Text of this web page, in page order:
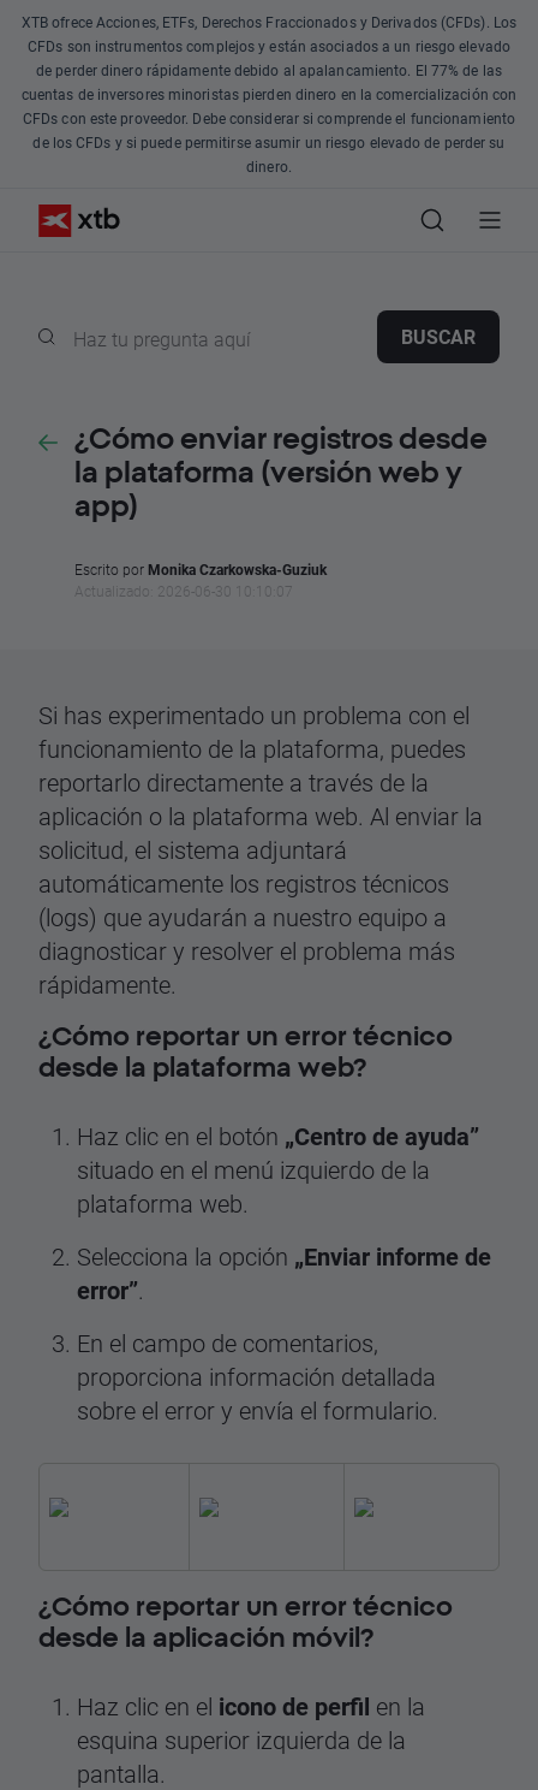
XTB ofrece Acciones, ETFs, Derechos Fraccionados y Derivados (CFDs). Los
CFDs son instrumentos complejos y están asociados a un riesgo elevado
de perder dinero rápidamente debido al apalancamiento. El 77% de las
cuentas de inversores minoristas pierden dinero en la comercialización con
CFDs con este proveedor. Debe considerar si comprende el funcionamiento
de los CFDs y si puede permitirse asumir un riesgo elevado de perder su
dinero.
BUSCAR
¿Cómo enviar registros desde
la plataforma (versión web y
app)
Escrito por Monika Czarkowska-Guziuk
Actualizado: 2026-06-30 10:10:07
Si has experimentado un problema con el
funcionamiento de la plataforma, puedes
reportarlo directamente a través de la
aplicación o la plataforma web. Al enviar la
solicitud, el sistema adjuntará
automáticamente los registros técnicos
(logs) que ayudarán a nuestro equipo a
diagnosticar y resolver el problema más
rápidamente.
¿Cómo reportar un error técnico
desde la plataforma web?
Haz clic en el botón „Centro de ayuda”
situado en el menú izquierdo de la
plataforma web.
Selecciona la opción „Enviar informe de
error”.
En el campo de comentarios,
proporciona información detallada
sobre el error y envía el formulario.
¿Cómo reportar un error técnico
desde la aplicación móvil?
Haz clic en el icono de perfil en la
esquina superior izquierda de la
pantalla.